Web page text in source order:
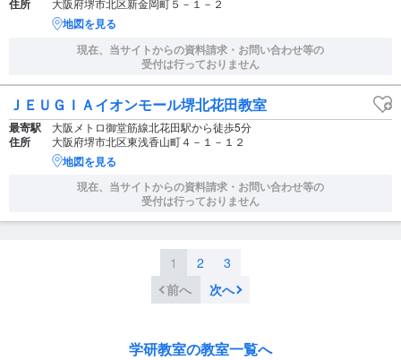
住所 大阪府堺市北区新金岡町５－１－２
地図を見る
現在、当サイトからの資料請求・お問い合わせ等の
受付は行っておりません
ＪＥＵＧＩＡイオンモール堺北花田教室
最寄駅 大阪メトロ御堂筋線北花田駅から徒歩5分
住所 大阪府堺市北区東浅香山町４－１－１２
地図を見る
現在、当サイトからの資料請求・お問い合わせ等の
受付は行っておりません
1 2
3
前へ
次へ
学研教室の教室一覧へ